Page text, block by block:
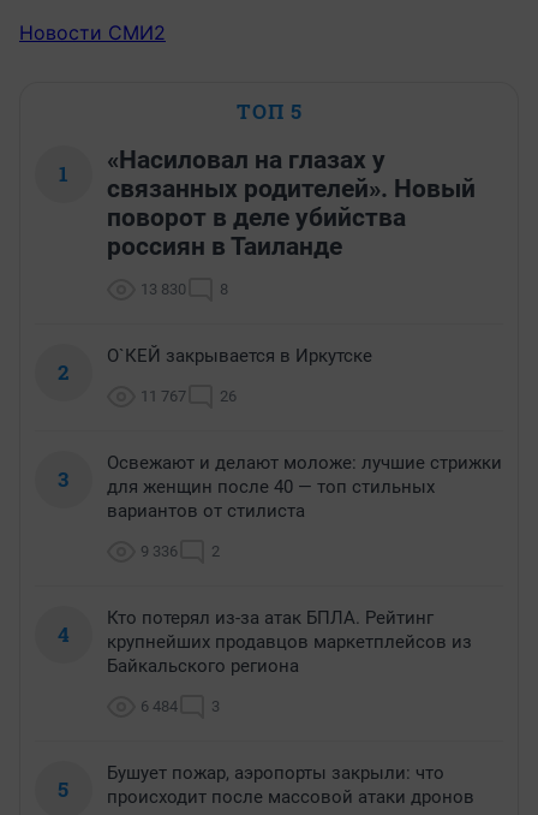
Новости СМИ2
ТОП 5
1
«Насиловал на глазах у
связанных родителей». Новый
поворот в деле убийства
россиян в Таиланде
13 830 8
2
О`КЕЙ закрывается в Иркутске
11 767 26
3
Освежают и делают моложе: лучшие стрижки
для женщин после 40 — топ стильных
вариантов от стилиста
9 336 2
4
Кто потерял из-за атак БПЛА. Рейтинг
крупнейших продавцов маркетплейсов из
Байкальского региона
6 484 3
5
Бушует пожар, аэропорты закрыли: что
происходит после массовой атаки дронов